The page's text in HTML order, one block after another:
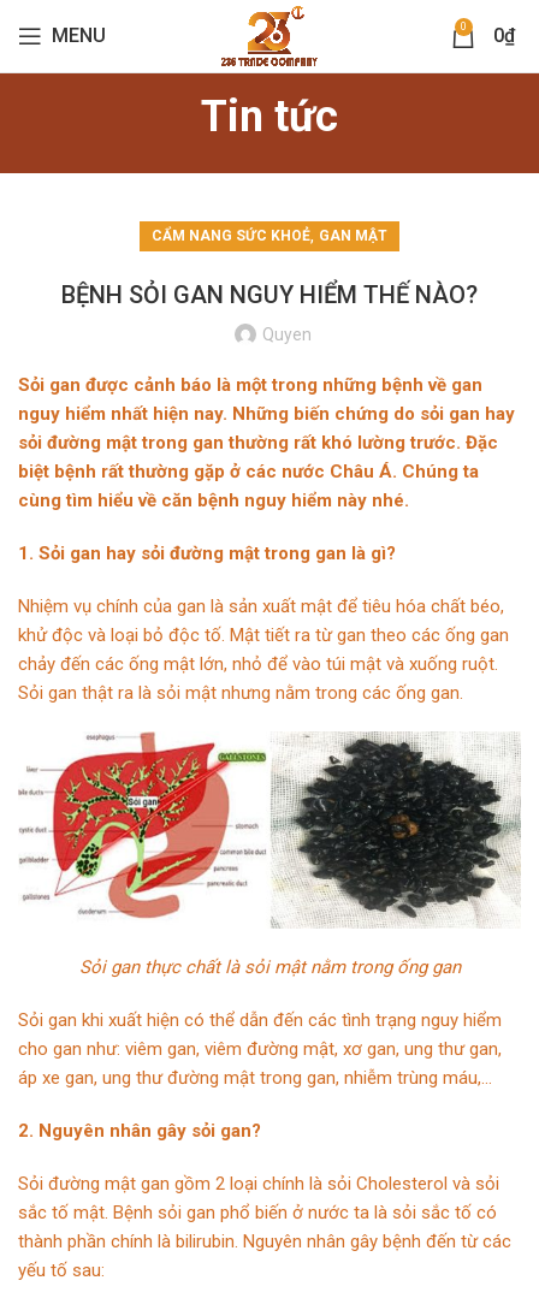
MENU 0 0₫
Tin tức
CẨM NANG SỨC KHOẺ, GAN MẬT
BỆNH SỎI GAN NGUY HIỂM THẾ NÀO?
Quyen
Sỏi gan được cảnh báo là một trong những bệnh về gan
nguy hiểm nhất hiện nay. Những biến chứng do sỏi gan hay
sỏi đường mật trong gan thường rất khó lường trước. Đặc
biệt bệnh rất thường gặp ở các nước Châu Á. Chúng ta
cùng tìm hiểu về căn bệnh nguy hiểm này nhé.
1. Sỏi gan hay sỏi đường mật trong gan là gì?
Nhiệm vụ chính của gan là sản xuất mật để tiêu hóa chất béo,
khử độc và loại bỏ độc tố. Mật tiết ra từ gan theo các ống gan
chảy đến các ống mật lớn, nhỏ để vào túi mật và xuống ruột.
Sỏi gan thật ra là sỏi mật nhưng nằm trong các ống gan.
Sỏi gan thực chất là sỏi mật nằm trong ống gan
Sỏi gan khi xuất hiện có thể dẫn đến các tình trạng nguy hiểm
cho gan như: viêm gan, viêm đường mật, xơ gan, ung thư gan,
áp xe gan, ung thư đường mật trong gan, nhiễm trùng máu,…
2. Nguyên nhân gây sỏi gan?
Sỏi đường mật gan gồm 2 loại chính là sỏi Cholesterol và sỏi
sắc tố mật. Bệnh sỏi gan phổ biến ở nước ta là sỏi sắc tố có
thành phần chính là bilirubin. Nguyên nhân gây bệnh đến từ các
yếu tố sau: